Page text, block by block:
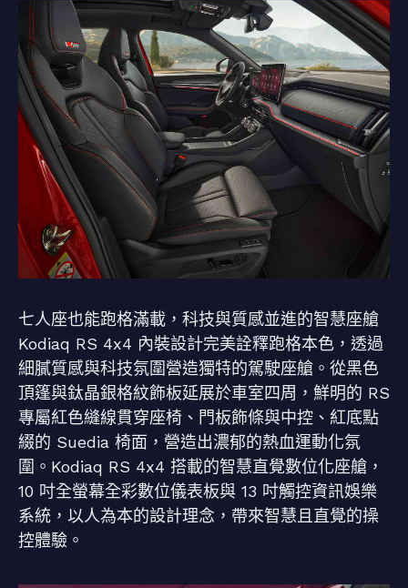
七人座也能跑格滿載，科技與質感並進的智慧座艙
Kodiaq RS 4x4 內裝設計完美詮釋跑格本色，透過
細膩質感與科技氛圍營造獨特的駕駛座艙。從黑色
頂篷與鈦晶銀格紋飾板延展於車室四周，鮮明的 RS
專屬紅色縫線貫穿座椅、門板飾條與中控、紅底點
綴的 Suedia 椅面，營造出濃郁的熱血運動化氛
圍。Kodiaq RS 4x4 搭載的智慧直覺數位化座艙，
10 吋全螢幕全彩數位儀表板與 13 吋觸控資訊娛樂
系統，以人為本的設計理念，帶來智慧且直覺的操
控體驗。